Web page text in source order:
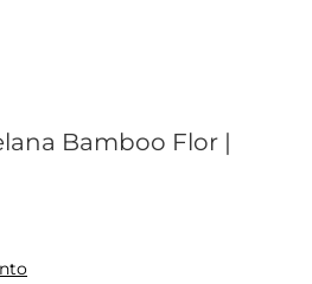
Bamboo Flor |